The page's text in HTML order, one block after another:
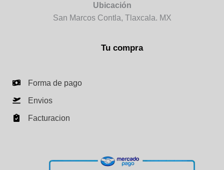
Ubicación
San Marcos Contla, Tlaxcala. MX
Tu compra
Forma de pago
Envios
Facturacion